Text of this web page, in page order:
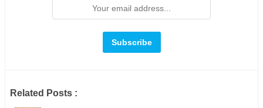
Related Posts :